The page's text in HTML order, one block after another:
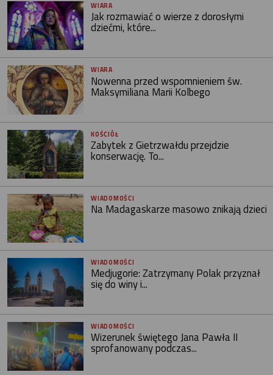
WIARA
Jak rozmawiać o wierze z dorosłymi
dziećmi, które...
WIARA
Nowenna przed wspomnieniem św.
Maksymiliana Marii Kolbego
KOŚCIÓŁ
Zabytek z Gietrzwałdu przejdzie
konserwację. To...
WIADOMOŚCI
Na Madagaskarze masowo znikają dzieci
WIADOMOŚCI
Medjugorie: Zatrzymany Polak przyznał
się do winy i...
WIADOMOŚCI
Wizerunek świętego Jana Pawła II
sprofanowany podczas...